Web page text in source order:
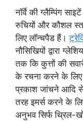
नॉर्वे की ग्लैम्पिंग
रुचियों और कौशल
लिए लॉन्चपैड हैं।
नौसिखियों द्वारा
तक ​​कि कुत्तों की
के रचना करने के लिए
प्रकाश जांचने आदि से
तरह इमर्स करने के
अनुभव सिर्फ थ्रिल-